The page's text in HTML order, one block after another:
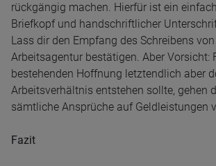
rückgängig machen. Hierfür ist ein
Briefkopf und handschriftlicher
Lass dir den Empfang des Schreibens
Arbeitsagentur bestätigen. Aber Vorsicht:
bestehenden Hoffnung letztendlich aber
Arbeitsverhältnis entstehen sollte, gehen
sämtliche Ansprüche auf Geldleistungen
Fazit